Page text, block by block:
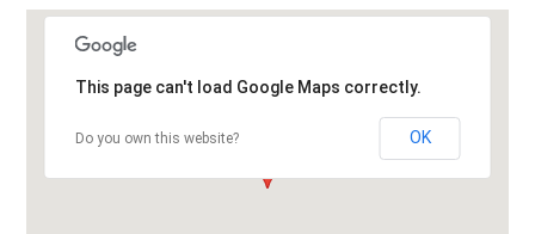
This page can't load Google Maps correctly.
Do you own this website? OK